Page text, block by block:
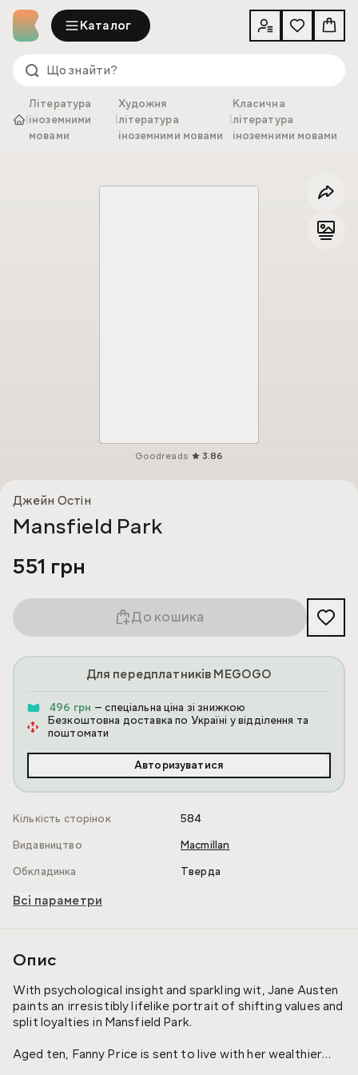
Каталог
Література
іноземними
мовами
Художня
література
іноземними мовами
Класична
література
іноземними мовами
Goodreads 3.86
Джейн Остін
Mansfield Park
551 грн
До кошика
Для передплатників MEGOGO
496 грн — спеціальна ціна зі знижкою
Безкоштовна доставка по Україні у відділення та
поштомати
Авторизуватися
Кількість сторінок
584
Видавництво
Macmillan
Обкладинка
Тверда
Всі параметри
Опис
With psychological insight and sparkling wit, Jane Austen
paints an irresistibly lifelike portrait of shifting values and
split loyalties in Mansfield Park.
Aged ten, Fanny Price is sent to live with her wealthier